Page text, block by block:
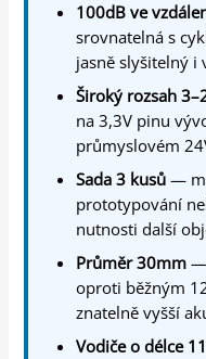
100dB ve
srovnatelná s
jasně slyšitelný i
Široký rozsah
na 3,3V pinu
průmyslovém
Sada 3 kusů —
prototypování
nutnosti další
Průměr 30mm —
oproti běžným
znatelně vyšší
Vodiče o délce